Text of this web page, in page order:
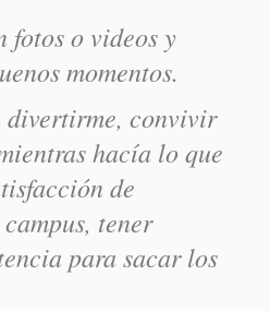
fotos o videos y
momentos.
divertirme, convivir
hacía lo que
de
tener
para sacar los